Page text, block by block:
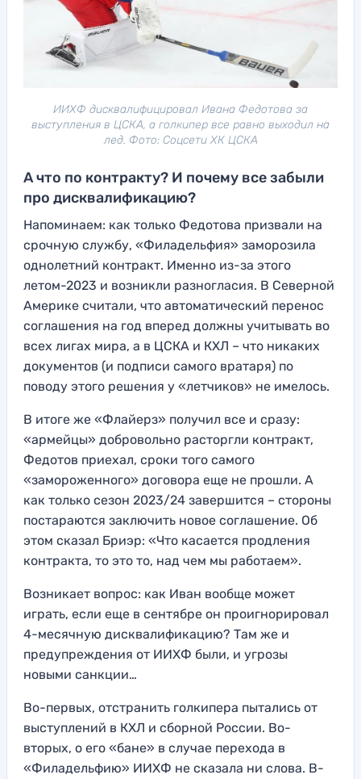
ИИХФ дисквалифицировал Ивана Федотова за
выступления в ЦСКА, а голкипер все равно выходил на
лед. Фото: Соцсети ХК ЦСКА
А что по контракту? И почему все забыли
про дисквалификацию?
Напоминаем: как только Федотова призвали на
срочную службу, «Филадельфия» заморозила
однолетний контракт. Именно из-за этого
летом-2023 и возникли разногласия. В Северной
Америке считали, что автоматический перенос
соглашения на год вперед должны учитывать во
всех лигах мира, а в ЦСКА и КХЛ – что никаких
документов (и подписи самого вратаря) по
поводу этого решения у «летчиков» не имелось.
В итоге же «Флайерз» получил все и сразу:
«армейцы» добровольно расторгли контракт,
Федотов приехал, сроки того самого
«замороженного» договора еще не прошли. А
как только сезон 2023/24 завершится – стороны
постараются заключить новое соглашение. Об
этом сказал Бриэр: «Что касается продления
контракта, то это то, над чем мы работаем».
Возникает вопрос: как Иван вообще может
играть, если еще в сентябре он проигнорировал
4-месячную дисквалификацию? Там же и
предупреждения от ИИХФ были, и угрозы
новыми санкции…
Во-первых, отстранить голкипера пытались от
выступлений в КХЛ и сборной России. Во-
вторых, о его «бане» в случае перехода в
«Филадельфию» ИИХФ не сказала ни слова. В-